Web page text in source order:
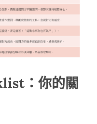
：你的關